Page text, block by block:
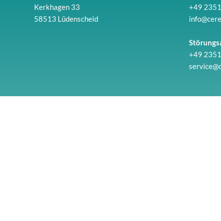
Kerkhagen 33
58513 Lüdenscheid
+49
+49